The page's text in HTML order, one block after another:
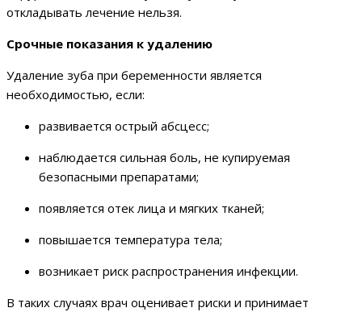
откладывать лечение нельзя.
Срочные показания к удалению
Удаление зуба при беременности является
необходимостью, если:
развивается острый абсцесс;
наблюдается сильная боль, не купируемая
безопасными препаратами;
появляется отек лица и мягких тканей;
повышается температура тела;
возникает риск распространения инфекции.
В таких случаях врач оценивает риски и принимает